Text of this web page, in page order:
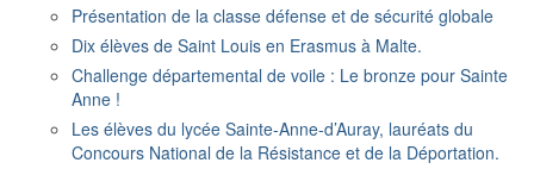
Présentation de la classe défense et de sécurité globale
Dix élèves de Saint Louis en Erasmus à Malte.
Challenge départemental de voile : Le bronze pour Sainte
Anne !
Les élèves du lycée Sainte-Anne-d’Auray, lauréats du
Concours National de la Résistance et de la Déportation.